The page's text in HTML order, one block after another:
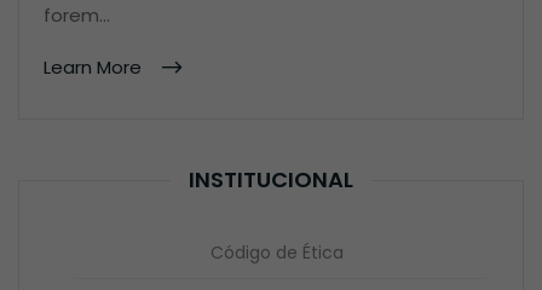
forem…
Learn More
INSTITUCIONAL
Código de Ética